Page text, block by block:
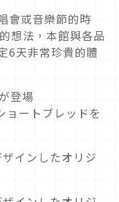
會或音樂節的時
想法，本館與各品
6天非常珍貴的體